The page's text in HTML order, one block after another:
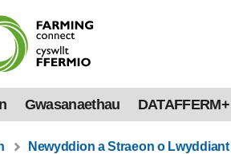
Gwasanaethau DATAFFERM+
Newyddion a Straeon o Lwyddiant